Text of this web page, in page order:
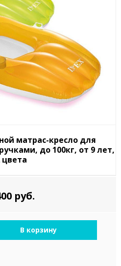
матрас-кресло для
до 100кг, от 9 лет,
цвета
руб.
В корзину